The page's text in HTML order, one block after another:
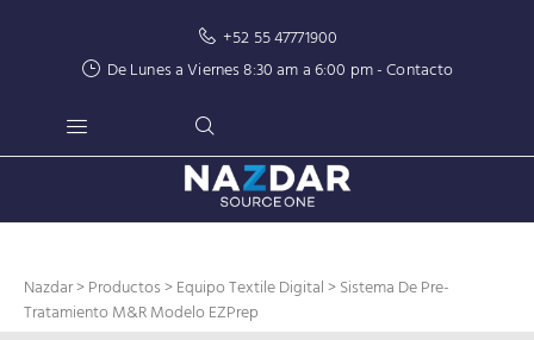
+52 55 47771900
De Lunes a Viernes 8:30 am a 6:00 pm -Contacto
Nazdar>Productos>Equipo Textile Digital> Sistema De Pre-
Tratamiento M&R Modelo EZPrep